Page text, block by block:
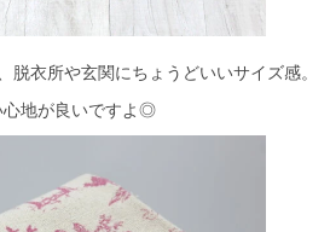
脱衣所や玄関にちょうどいいサイズ感。
心地が良いですよ◎